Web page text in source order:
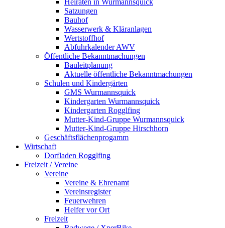
Heiraten in Wurmannsquick
Satzungen
Bauhof
Wasserwerk & Kläranlagen
Wertstoffhof
Abfuhrkalender AWV
Öffentliche Bekanntmachungen
Bauleitplanung
Aktuelle öffentliche Bekanntmachungen
Schulen und Kindergärten
GMS Wurmannsquick
Kindergarten Wurmannsquick
Kindergarten Rogglfing
Mutter-Kind-Gruppe Wurmannsquick
Mutter-Kind-Gruppe Hirschhorn
Geschäftsflächenprogamm
Wirtschaft
Dorfladen Rogglfing
Freizeit / Vereine
Vereine
Vereine & Ehrenamt
Vereinsregister
Feuerwehren
Helfer vor Ort
Freizeit